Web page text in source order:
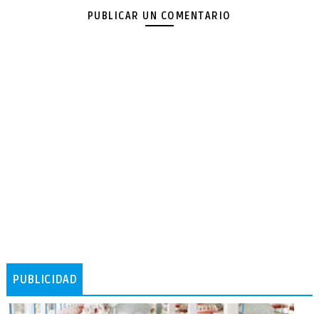
PUBLICAR UN COMENTARIO
PUBLICIDAD